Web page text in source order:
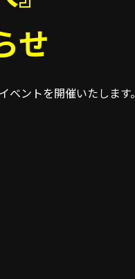
せ
ントを開催いたします。